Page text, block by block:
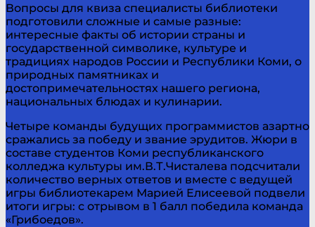
Вопросы для квиза специалисты библиотеки
подготовили сложные и самые разные:
интересные факты об истории страны и
государственной символике, культуре и
традициях народов России и Республики Коми, о
природных памятниках и
достопримечательностях нашего региона,
национальных блюдах и кулинарии.
Четыре команды будущих программистов азартно
сражались за победу и звание эрудитов. Жюри в
составе студентов Коми республиканского
колледжа культуры им.В.Т.Чисталева подсчитали
количество верных ответов и вместе с ведущей
игры библиотекарем Марией Елисеевой подвели
итоги игры: с отрывом в 1 балл победила команда
«Грибоедов».